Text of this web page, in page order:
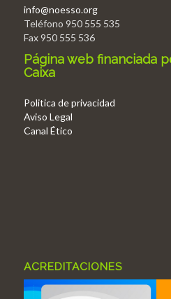
info@noesso.org
Teléfono 950 555 535
Fax 950 555 536
Página web financiada
Caixa
Politica de privacidad
Aviso Legal
Canal Ético
ACREDITACIONES